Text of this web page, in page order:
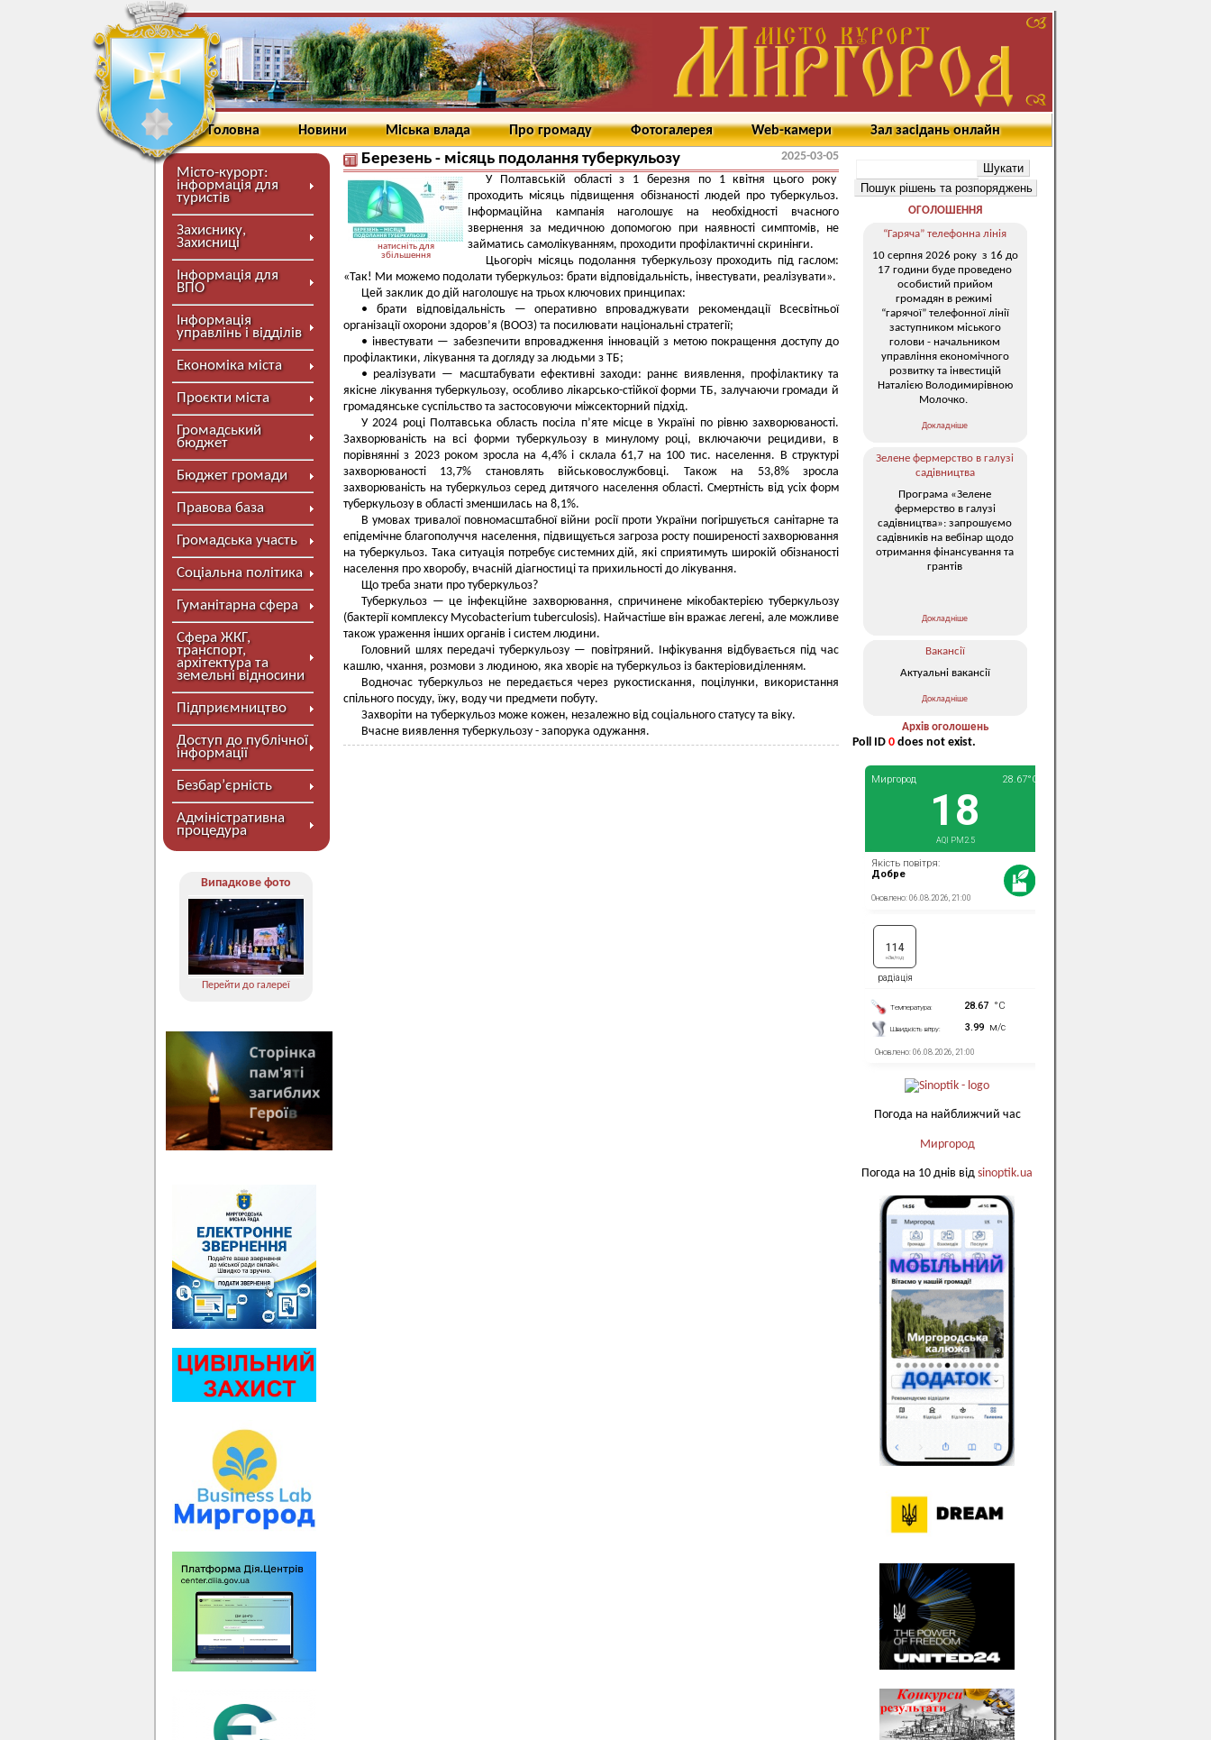
Головна Новини Міська влада Про громаду Фотогалерея Web-камери Зал засідань онлайн
Місто-курорт:
інформація для
туристів
Захиснику,
Захисниці
Інформація для
ВПО
Інформація
управлінь і відділів
Економіка міста
Проєкти міста
Громадський
бюджет
Бюджет громади
Правова база
Громадська участь
Соціальна політика
Гуманітарна сфера
Сфера ЖКГ,
транспорт,
архітектура та
земельні відносини
Підприємництво
Доступ до публічної
інформації
Безбар’єрність
Адміністративна
процедура
Випадкове фото
Перейти до галереї
Березень - місяць подолання туберкульозу 2025-03-05
натисніть для
збільшення
У Полтавській області з 1 березня по 1 квітня цього року
проходить місяць підвищення обізнаності людей про туберкульоз.
Інформаційна кампанія наголошує на необхідності вчасного
звернення за медичною допомогою при наявності симптомів, не
займатись самолікуванням, проходити профілактичні скринінги.
Цьогоріч місяць подолання туберкульозу проходить під гаслом:
«Так! Ми можемо подолати туберкульоз: брати відповідальність, інвестувати, реалізувати».
Цей заклик до дій наголошує на трьох ключових принципах:
• брати відповідальність — оперативно впроваджувати рекомендації Всесвітньої
організації охорони здоров’я (ВООЗ) та посилювати національні стратегії;
• інвестувати — забезпечити впровадження інновацій з метою покращення доступу до
профілактики, лікування та догляду за людьми з ТБ;
• реалізувати — масштабувати ефективні заходи: раннє виявлення, профілактику та
якісне лікування туберкульозу, особливо лікарсько-стійкої форми ТБ, залучаючи громади й
громадянське суспільство та застосовуючи міжсекторний підхід.
У 2024 році Полтавська область посіла п’яте місце в Україні по рівню захворюваності.
Захворюваність на всі форми туберкульозу в минулому році, включаючи рецидиви, в
порівнянні з 2023 роком зросла на 4,4% і склала 61,7 на 100 тис. населення. В структурі
захворюваності 13,7% становлять військовослужбовці. Також на 53,8% зросла
захворюваність на туберкульоз серед дитячого населення області. Смертність від усіх форм
туберкульозу в області зменшилась на 8,1%.
В умовах тривалої повномасштабної війни росії проти України погіршується санітарне та
епідемічне благополуччя населення, підвищується загроза росту поширеності захворювання
на туберкульоз. Така ситуація потребує системних дій, які сприятимуть широкій обізнаності
населення про хворобу, вчасній діагностиці та прихильності до лікування.
Що треба знати про туберкульоз?
Туберкульоз — це інфекційне захворювання, спричинене мікобактерією туберкульозу
(бактерії комплексу Mycobacterium tuberculosis). Найчастіше він вражає легені, але можливе
також ураження інших органів і систем людини.
Головний шлях передачі туберкульозу — повітряний. Інфікування відбувається під час
кашлю, чхання, розмови з людиною, яка хворіє на туберкульоз із бактеріовиділенням.
Водночас туберкульоз не передається через рукостискання, поцілунки, використання
спільного посуду, їжу, воду чи предмети побуту.
Захворіти на туберкульоз може кожен, незалежно від соціального статусу та віку.
Вчасне виявлення туберкульозу - запорука одужання.
ОГОЛОШЕННЯ
“Гаряча” телефонна лінія
10 серпня 2026 року з 16 до
17 години буде проведено
особистий прийом
громадян в режимі
“гарячої” телефонної лінії
заступником міського
голови - начальником
управління економічного
розвитку та інвестицій
Наталією Володимирівною
Молочко.
Докладніше
Зелене фермерство в галузі
садівництва
Програма «Зелене
фермерство в галузі
садівництва»: запрошуємо
садівників на вебінар щодо
отримання фінансування та
грантів
Докладніше
Вакансії
Актуальні вакансії
Докладніше
Архів оголошень
Poll ID 0 does not exist.
Погода на найближчий час
Миргород
Погода на 10 днів від sinoptik.ua